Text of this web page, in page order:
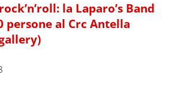
la Laparo’s Band
persone al Crc Antella